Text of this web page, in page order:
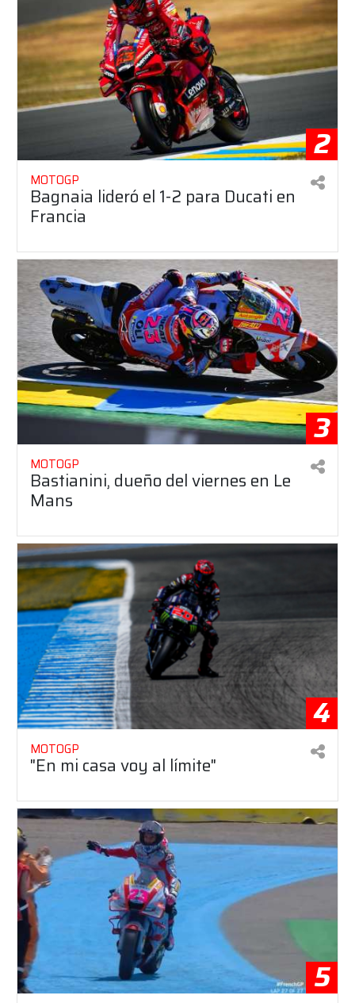
2
MOTOGP
Bagnaia lideró el 1-2 para Ducati en
Francia
3
MOTOGP
Bastianini, dueño del viernes en Le
Mans
4
MOTOGP
"En mi casa voy al límite"
5